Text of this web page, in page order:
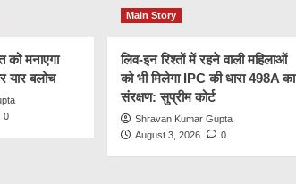
को मनाएगा
यार बलोच
0
Main Story
लिव-इन रिश्तों में रहने वाली महिलाओं
को भी मिलेगा IPC की धारा 498A का
संरक्षण: सुप्रीम कोर्ट
Shravan Kumar Gupta
August 3, 2026
0